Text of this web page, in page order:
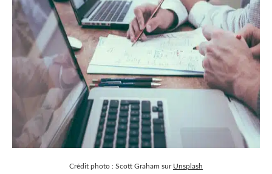
Crédit photo : Scott Graham sur Unsplash